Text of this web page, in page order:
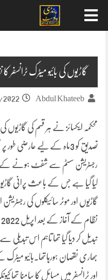
گاڑیوں کی بائیو میٹرک ٹرانسفر
Abdul Khateeb
محکمہ ایکسائز نے ہر قسم کی گاڑیوں
تصدیق کو 3ماہ کے لیے عارضی
رجسٹریشن سسٹم سے شفٹ ہونے
کیا گیا ہے جس کے باعث پرانی
گاڑیوں اور موٹر سائیکلوں کی
تبدیل کر دیا گیا تھا تاہم اس تبدیلی
بھاری نقصان ہورہاتھا۔بائیو میٹرک
اور ٹرانسفر میں مسائل کا سامنا تھا